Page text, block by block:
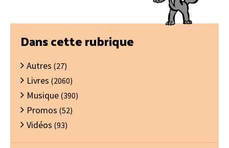
Barre
latérale
principale
Dans cette rubrique
Autres (27)
Livres (2060)
Musique (390)
Promos (52)
Vidéos (93)